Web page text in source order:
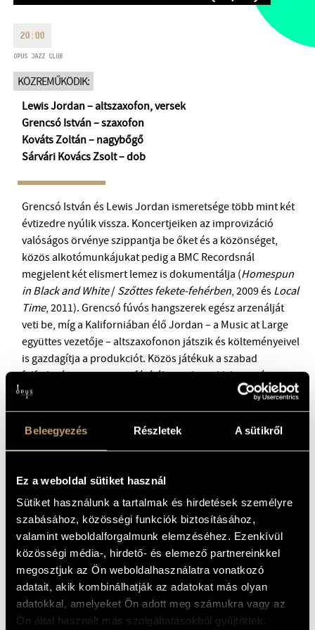
Beleegyezés Részletek A sütikről
Ez a weboldal sütiket használ
Sütiket használunk a tartalmak és hirdetések személyre
szabásához, közösségi funkciók biztosításához,
valamint weboldalforgalmunk elemzéséhez. Ezenkívül
közösségi média-, hirdető- és elemező partnereinkkel
megosztjuk az Ön weboldalhasználatra vonatkozó
adatait, akik kombinálhatják az adatokat más olyan
adatokkal, amelyeket Ön adott meg számukra vagy az
Ön által használt más szolgáltatásokból gyűjtöttek.
info@opusjazzclub.hu
kezdete előtt 2 órával
BMC HÁZ
OPUS JAZZ CLUB
BMC RECORDS
ZENEI INFORMÁCIÓS KÖZPONT ÉS KÖNYVTÁR
BMC NEMZETKÖZI CIMBALOMVERSENY 2019
20:00
OPUS JAZZ CLUB
KÖZREMŰKÖDIK:
Lewis Jordan – altszaxofon, versek
Grencsó István – szaxofon
Kováts Zoltán – nagybőgő
Sárvári Kovács Zsolt – dob
Grencsó István és Lewis Jordan ismeretsége több mint két
évtizedre nyúlik vissza. Koncertjeiken az improvizáció
valóságos örvénye szippantja be őket és a közönséget,
közös alkotómunkájukat pedig a BMC Recordsnál
megjelent két elismert lemez is dokumentálja (Homespun
in Black and White/Szőttes fekete-fehérben, 2009 ésLocal
Time, 2011). Grencsó fúvós hangszerek egész arzenálját
veti be, míg a Kaliforniában élő Jordan – a Music at Large
együttes vezetője – altszaxofonon játszik és költeményeivel
is gazdagítja a produkciót. Közös játékuk a szabad
felfedezés zenei atmoszférájában teljesedik ki igazán,
amelyhez a ritmusszekcióban ezúttal Kováts Zoltán és
Sárvári Kovács Zsolt csatlakozik úti- és beszélgetőtársként.
Jegyek 4400 forintos áron kaphatók a helyszínen, abmc.jegy.hu